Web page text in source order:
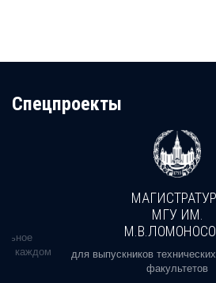
Cпецпроекты
в каждом
МГУ ИМ.
для выпускников
факультетов